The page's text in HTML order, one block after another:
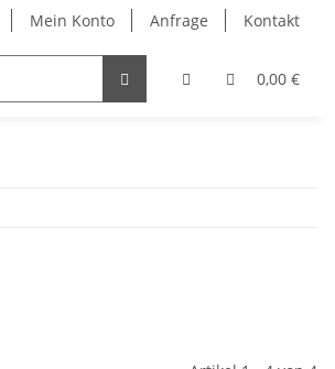
Mein Konto Anfrage Kontakt
0,00 €